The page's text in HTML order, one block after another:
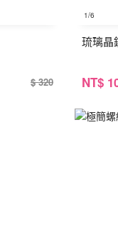
$ 320
1/6
琉璃晶
NT$